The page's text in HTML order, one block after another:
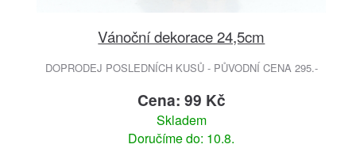
Vánoční dekorace 24,5cm
DOPRODEJ POSLEDNÍCH KUSŮ - PŮVODNÍ CENA 295.-
Cena: 99 Kč
Skladem
Doručíme do: 10.8.